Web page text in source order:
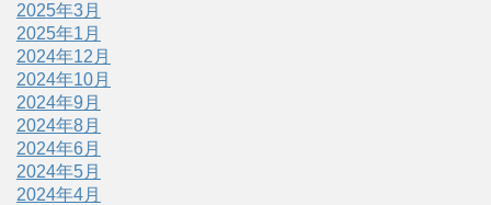
2025年3月
2025年1月
2024年12月
2024年10月
2024年9月
2024年8月
2024年6月
2024年5月
2024年4月